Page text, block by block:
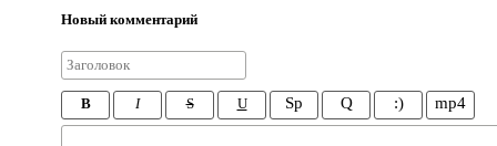
Новый комментарий
B I S U Sp Q :) mp4